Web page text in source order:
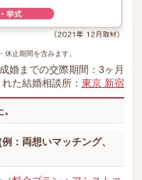
止期間を含みます。
婚までの交際期間：3ヶ月
た結婚相談所： 東京 新宿
：両想いマッチング、